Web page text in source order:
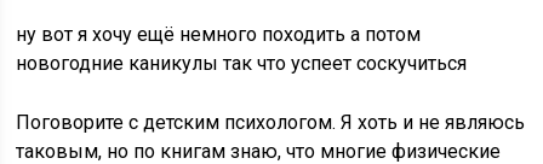
ну вот я хочу ещё немного походить а потом
новогодние каникулы так что успеет соскучиться
Поговорите с детским психологом. Я хоть и не являюсь
таковым, но по книгам знаю, что многие физические